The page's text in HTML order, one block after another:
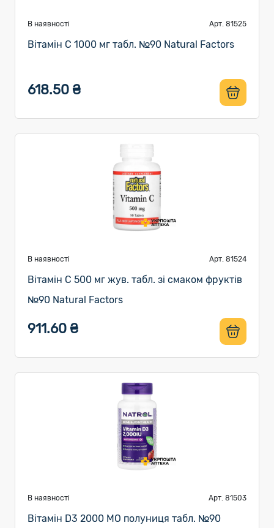
В наявності Арт. 81525
Вітамін C 1000 мг табл. №90 Natural Factors
618.50 ₴
В наявності Арт. 81524
Вітамін C 500 мг жув. табл. зі смаком фруктів
№90 Natural Factors
911.60 ₴
В наявності Арт. 81503
Вітамін D3 2000 МО полуниця табл. №90